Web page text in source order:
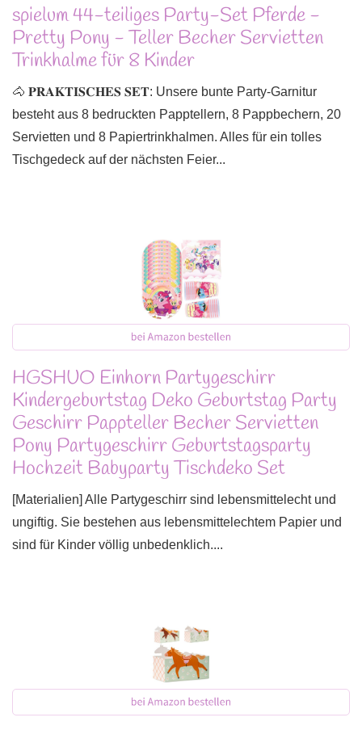
spielum 44-teiliges Party-Set Pferde -
Pretty Pony - Teller Becher Servietten
Trinkhalme für 8 Kinder
🐴 𝐏𝐑𝐀𝐊𝐓𝐈𝐒𝐂𝐇𝐄𝐒 𝐒𝐄𝐓: Unsere bunte Party-Garnitur
besteht aus 8 bedruckten Papptellern, 8 Pappbechern, 20
Servietten und 8 Papiertrinkhalmen. Alles für ein tolles
Tischgedeck auf der nächsten Feier...
HGSHUO Einhorn Partygeschirr
Kindergeburtstag Deko Geburtstag Party
Geschirr Pappteller Becher Servietten
Pony Partygeschirr Geburtstagsparty
Hochzeit Babyparty Tischdeko Set
[Materialien] Alle Partygeschirr sind lebensmittelecht und
ungiftig. Sie bestehen aus lebensmittelechtem Papier und
sind für Kinder völlig unbedenklich....